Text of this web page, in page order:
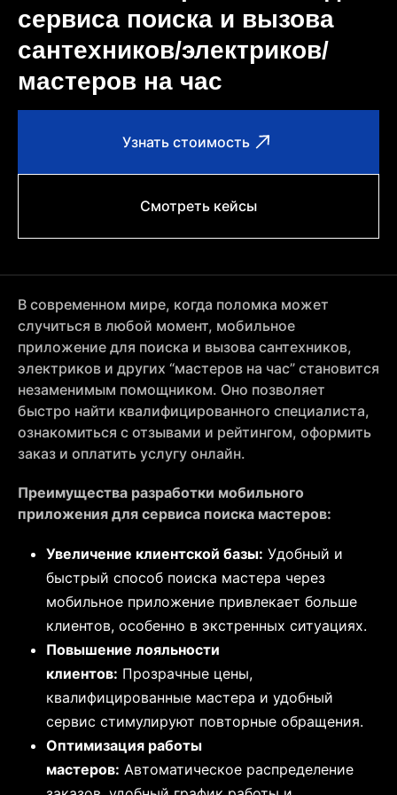
сервиса поиска и вызова
сантехников/электриков/
мастеров на час
Узнать стоимость
Смотреть кейсы
В современном мире, когда поломка может
случиться в любой момент, мобильное
приложение для поиска и вызова сантехников,
электриков и других “мастеров на час” становится
незаменимым помощником. Оно позволяет
быстро найти квалифицированного специалиста,
ознакомиться с отзывами и рейтингом, оформить
заказ и оплатить услугу онлайн.
Преимущества разработки мобильного
приложения для сервиса поиска мастеров:
Увеличение клиентской базы: Удобный и
быстрый способ поиска мастера через
мобильное приложение привлекает больше
клиентов, особенно в экстренных ситуациях.
Повышение лояльности
клиентов: Прозрачные цены,
квалифицированные мастера и удобный
сервис стимулируют повторные обращения.
Оптимизация работы
мастеров: Автоматическое распределение